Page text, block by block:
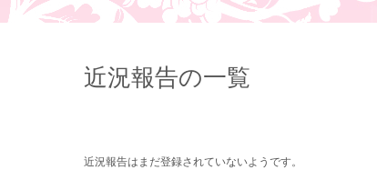
近況報告の一覧
近況報告はまだ登録されていないようです。